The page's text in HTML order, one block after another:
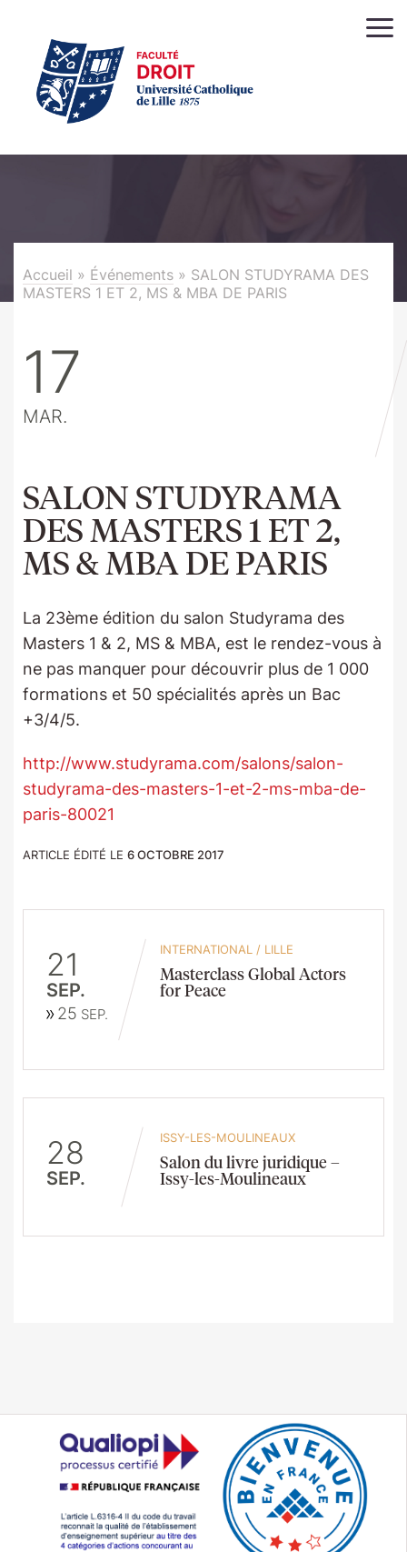
Accueil » Événements » SALON STUDYRAMA DES
MASTERS 1 ET 2, MS & MBA DE PARIS
17
MAR.
SALON STUDYRAMA
DES MASTERS 1 ET 2,
MS & MBA DE PARIS
La 23ème édition du salon Studyrama des
Masters 1 & 2, MS & MBA, est le rendez-vous à
ne pas manquer pour découvrir plus de 1 000
formations et 50 spécialités après un Bac
+3/4/5.
http://www.studyrama.com/salons/salon-
studyrama-des-masters-1-et-2-ms-mba-de-
paris-80021
ARTICLE ÉDITÉ LE 6 OCTOBRE 2017
21
SEP.
25 SEP.
INTERNATIONAL / LILLE
Masterclass Global Actors
for Peace
28
SEP.
ISSY-LES-MOULINEAUX
Salon du livre juridique –
Issy-les-Moulineaux